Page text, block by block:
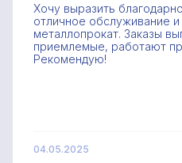
Хочу выразить
отличное обслуживание
металлопрокат. Заказы
приемлемые, работают
Рекомендую!
04.05.2025